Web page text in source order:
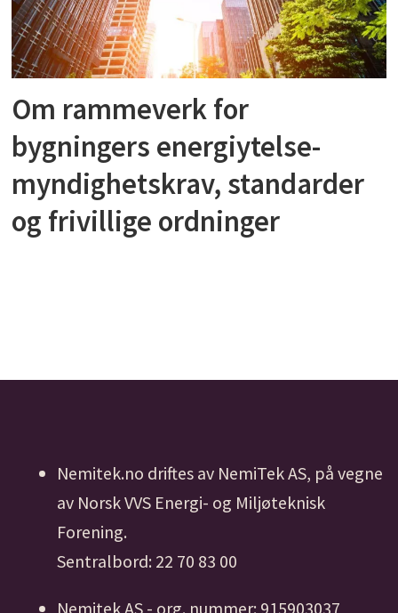
Om rammeverk for
bygningers energiytelse-
myndighetskrav, standarder
og frivillige ordninger
Nemitek.no driftes av NemiTek AS, på vegne
av Norsk VVS Energi- og Miljøteknisk
Forening.
Sentralbord: 22 70 83 00
Nemitek AS - org. nummer: 915903037